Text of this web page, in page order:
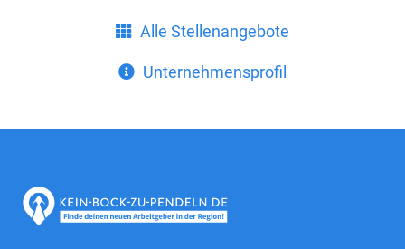
Alle Stellenangebote
Unternehmensprofil